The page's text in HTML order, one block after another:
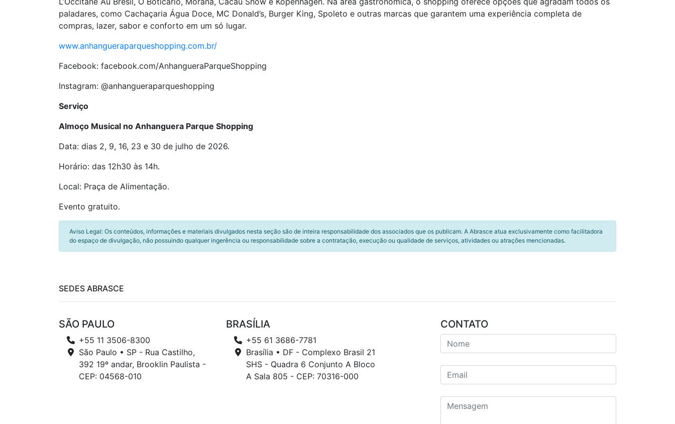
paladares, como Cachaçaria Água Doce, MC Donald’s, Burger King, Spoleto e outras marcas que garantem uma experiência completa de
compras, lazer, sabor e conforto em um só lugar.
www.anhangueraparqueshopping.com.br/
Facebook: facebook.com/AnhangueraParqueShopping
Instagram: @anhangueraparqueshopping
Serviço
Almoço Musical no Anhanguera Parque Shopping
Data: dias 2, 9, 16, 23 e 30 de julho de 2026.
Horário: das 12h30 às 14h.
Local: Praça de Alimentação.
Evento gratuito.
Aviso Legal: Os conteúdos, informações e materiais divulgados nesta seção são de inteira responsabilidade dos associados que os publicam. A Abrasce atua exclusivamente como facilitadora
do espaço de divulgação, não possuindo qualquer ingerência ou responsabilidade sobre a contratação, execução ou qualidade de serviços, atividades ou atrações mencionadas.
SEDES ABRASCE
SÃO PAULO
+55 11 3506-8300
São Paulo • SP - Rua Castilho,
392 19º andar, Brooklin Paulista -
CEP: 04568-010
BRASÍLIA
+55 61 3686-7781
Brasília • DF - Complexo Brasil 21
SHS - Quadra 6 Conjunto A Bloco
A Sala 805 - CEP: 70316-000
CONTATO